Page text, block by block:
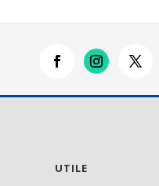
UTILE